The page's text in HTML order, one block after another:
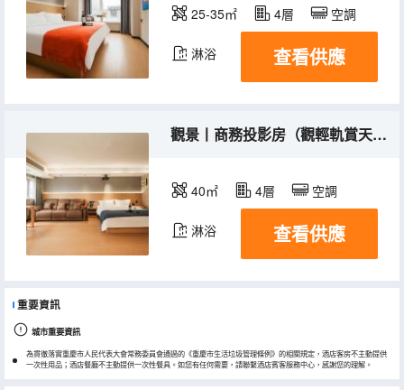
25-35㎡ 4層 空調
淋浴 查看供應
觀景丨商務投影房（觀輕軌賞天街+全屋智能+騰訊VIP）
40㎡ 4層 空調
淋浴 查看供應
重要資訊
城市重要資訊
為貫徹落實重慶市人民代表大會常務委員會通過的《重慶市生活垃圾管理條例》的相關規定，酒店客房不主動提供
一次性用品；酒店餐廳不主動提供一次性餐具。如您有任何需要，請聯繫酒店賓客服務中心，感謝您的理解。